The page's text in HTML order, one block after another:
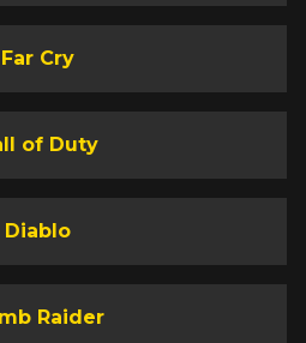
Far Cry
of Duty
Diablo
Raider